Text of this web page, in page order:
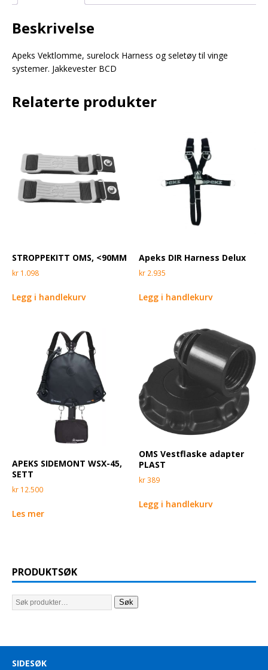
Beskrivelse
Apeks Vektlomme, surelock Harness og seletøy til vinge
systemer. Jakkevester BCD
Relaterte produkter
STROPPEKITT OMS, <90MM
kr 1.098
Legg i handlekurv
Apeks DIR Harness Delux
kr 2.935
Legg i handlekurv
APEKS SIDEMONT WSX-45,
SETT
kr 12.500
Les mer
OMS Vestflaske adapter
PLAST
kr389
Legg i handlekurv
PRODUKTSØK
Søk
SIDESØK